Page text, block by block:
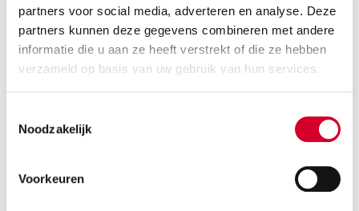
partners voor social media, adverteren en analyse. Deze
partners kunnen deze gegevens combineren met andere
informatie die u aan ze heeft verstrekt of die ze hebben
verzameld op basis van uw gebruik van hun services.
Noodzakelijk
Voorkeuren
KIA SPORTAGE AUT (IDAR)
Of gelijkwaardig / Suv s